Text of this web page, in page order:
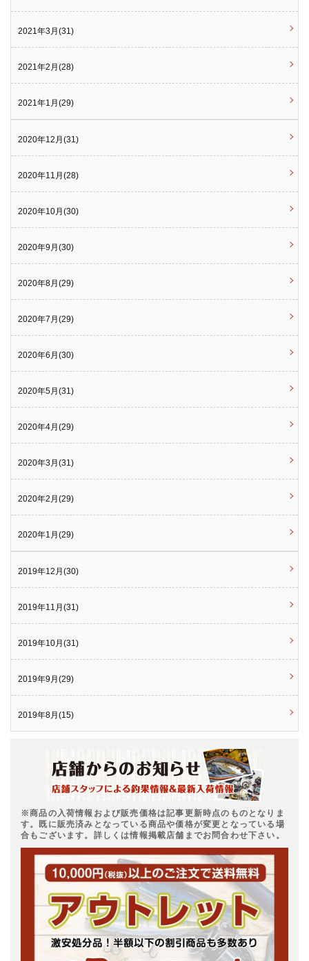
2021年3月(31)
2021年2月(28)
2021年1月(29)
2020年12月(31)
2020年11月(28)
2020年10月(30)
2020年9月(30)
2020年8月(29)
2020年7月(29)
2020年6月(30)
2020年5月(31)
2020年4月(29)
2020年3月(31)
2020年2月(29)
2020年1月(29)
2019年12月(30)
2019年11月(31)
2019年10月(31)
2019年9月(29)
2019年8月(15)
※商品の入荷情報および販売価格は記事更新時点のものとなりま
す。既に販売済みとなっている商品や価格が変更となっている場
合もございます。詳しくは情報掲載店舗までお問合わせ下さい。